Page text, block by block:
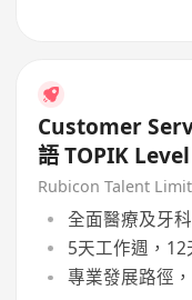
Customer
語 TOPIK
Rubicon Talent
全面醫療及牙
5天工作週，
專業發展路徑